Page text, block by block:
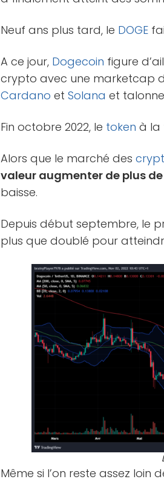
Neuf ans plus tard, le DOGE
A ce jour, Dogecoin figure
crypto avec une marketcap
Cardano etSolana et
Fin octobre 2022, le token à la
Alors que le marché des
valeur augmenter de plus de
baisse.
Depuis début septembre, le
plus que doublé pour
Même si l’on reste assez loin